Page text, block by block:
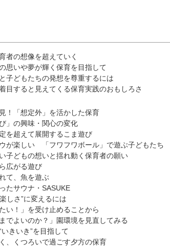
の想像を超えていく
いや夢が輝く保育を目指して
どもたちの発想を尊重するには
目すると見えてくる保育実践のおもしろさ
！「想定外」を活かした保育
」の興味・関心の変化
を超えて展開するこま遊び
が楽しい 「フワフワボール」で遊ぶ子どもたち
どもの想いと揺れ動く保育者の願い
広がる遊び
て、魚を遊ぶ
たサウナ・SASUKE
しさ”に変えるには
！」を受け止めることから
よいのか？」園環境を見直してみる
きいき”を目指して
、くつろいで過ごす夕方の保育